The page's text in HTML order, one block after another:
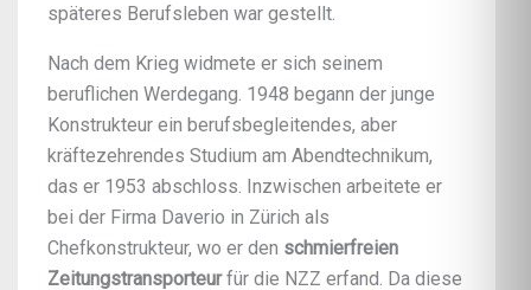
späteres Berufsleben war gestellt.
Nach dem Krieg widmete er sich seinem
beruflichen Werdegang. 1948 begann der junge
Konstrukteur ein berufsbegleitendes, aber
kräftezehrendes Studium am Abendtechnikum,
das er 1953 abschloss. Inzwischen arbeitete er
bei der Firma Daverio in Zürich als
Chefkonstrukteur, wo er den schmierfreien
Zeitungstransporteurfür die NZZ erfand. Da diese